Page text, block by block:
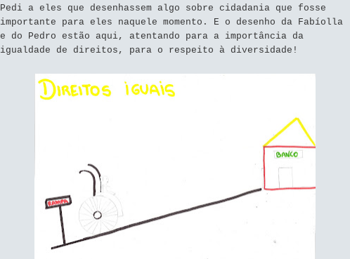
Pedi a eles que desenhassem algo sobre cidadania que fosse
importante para eles naquele momento. E o desenho da Fabíolla
e do Pedro estão aqui, atentando para a importância da
igualdade de direitos, para o respeito à diversidade!